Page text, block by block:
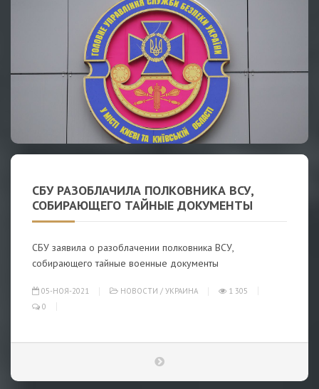
СБУ РАЗОБЛАЧИЛА ПОЛКОВНИКА ВСУ,
СОБИРАЮЩЕГО ТАЙНЫЕ ДОКУМЕНТЫ
СБУ заявила о разоблачении полковника ВСУ,
собирающего тайные военные документы
05-НОЯ-2021 НОВОСТИ / УКРАИНА
1 305
0